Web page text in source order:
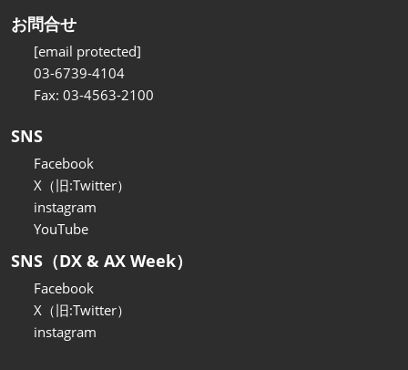
お問合せ
[email protected]
03-6739-4104
Fax: 03-4563-2100
SNS
Facebook
X（旧:Twitter）
instagram
YouTube
SNS（DX & AX Week）
Facebook
X（旧:Twitter）
instagram